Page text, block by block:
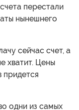
перестали
нынешнего
сейчас счет, а
хватит. Цены
придется
одни из самых